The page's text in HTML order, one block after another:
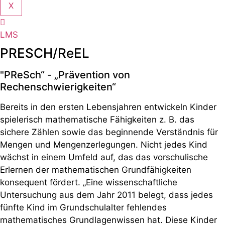
X
LMS
PRESCH/ReEL
"PReSch“ - „Prävention von
Rechenschwierigkeiten“
Bereits in den ersten Lebensjahren entwickeln Kinder
spielerisch mathematische Fähigkeiten z. B. das
sichere Zählen sowie das beginnende Verständnis für
Mengen und Mengenzerlegungen. Nicht jedes Kind
wächst in einem Umfeld auf, das das vorschulische
Erlernen der mathematischen Grundfähigkeiten
konsequent fördert. „Eine wissenschaftliche
Untersuchung aus dem Jahr 2011 belegt, dass jedes
fünfte Kind im Grundschulalter fehlendes
mathematisches Grundlagenwissen hat. Diese Kinder